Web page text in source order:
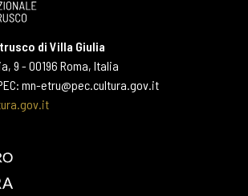
di Villa Giulia
9 - 00196 Roma, Italia
mn-etru@pec.cultura.gov.it